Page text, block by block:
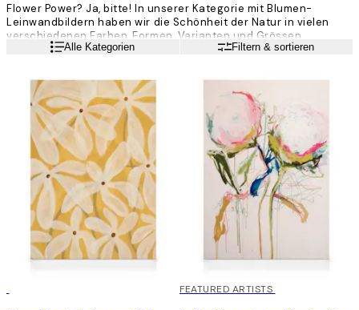
Flower Power? Ja, bitte! In unserer Kategorie mit Blumen-
Leinwandbildern haben wir die Schönheit der Natur in vielen
verschiedenen Farben, Formen, Varianten und Grössen
zusammengestellt. Finde deine Lieblinge und schmücke dein
gibst den Ton an, welche floralen Blumenbilder bei dir einziehen
dürfen.
WeiterlesenAlle Kategorien Filtern & sortieren
30%*
FEATURED ARTISTS